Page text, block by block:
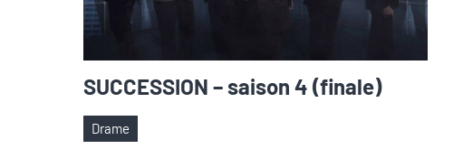
SUCCESSION – saison 4 (finale)
Étiquettes
Drame